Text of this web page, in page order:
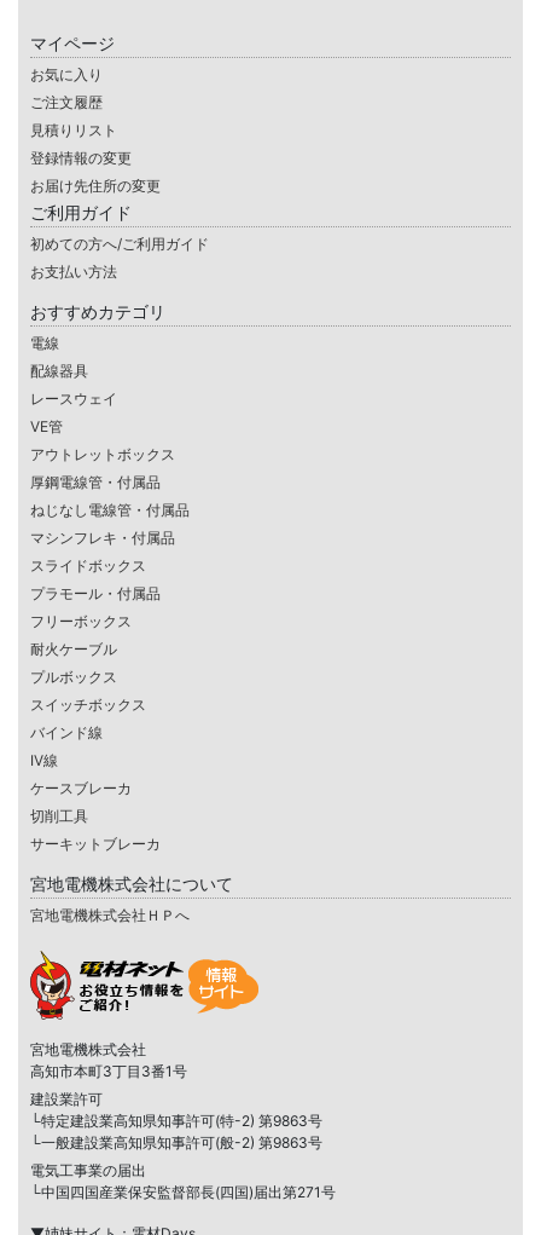
マイページ
お気に入り
ご注文履歴
見積りリスト
登録情報の変更
お届け先住所の変更
ご利用ガイド
初めての方へ/ご利用ガイド
お支払い方法
おすすめカテゴリ
電線
配線器具
レースウェイ
VE管
アウトレットボックス
厚鋼電線管・付属品
ねじなし電線管・付属品
マシンフレキ・付属品
スライドボックス
プラモール・付属品
フリーボックス
耐火ケーブル
プルボックス
スイッチボックス
バインド線
IV線
ケースブレーカ
切削工具
サーキットブレーカ
宮地電機株式会社について
宮地電機株式会社ＨＰへ
宮地電機株式会社
高知市本町3丁目3番1号
建設業許可
└特定建設業高知県知事許可(特-2) 第9863号
└一般建設業高知県知事許可(般-2) 第9863号
電気工事業の届出
└中国四国産業保安監督部長(四国)届出第271号